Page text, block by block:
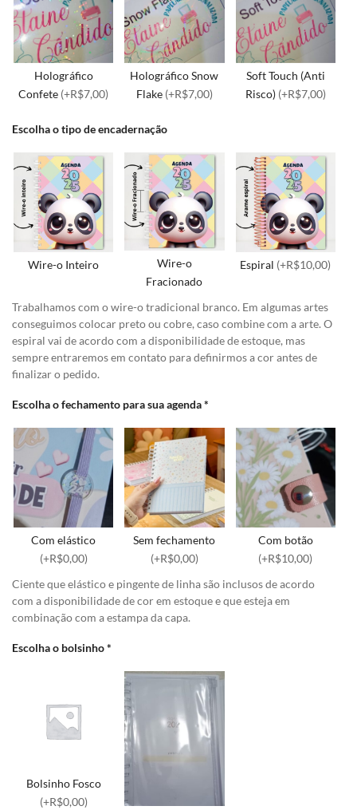
Holográfico
Confete (+R$7,00)
Holográfico Snow
Flake (+R$7,00)
Soft Touch (Anti
Risco) (+R$7,00)
Escolha o tipo de encadernação
Wire-o Inteiro
Wire-o
Fracionado
Espiral (+R$10,00)
Trabalhamos com o wire-o tradicional branco. Em algumas artes
conseguimos colocar preto ou cobre, caso combine com a arte. O
espiral vai de acordo com a disponibilidade de estoque, mas
sempre entraremos em contato para definirmos a cor antes de
finalizar o pedido.
Escolha o fechamento para sua agenda*
Com elástico
(+R$0,00)
Sem fechamento
(+R$0,00)
Com botão
(+R$10,00)
Ciente que elástico e pingente de linha são inclusos de acordo
com a disponibilidade de cor em estoque e que esteja em
combinação com a estampa da capa.
Escolha o bolsinho*
Bolsinho Fosco
(+R$0,00)